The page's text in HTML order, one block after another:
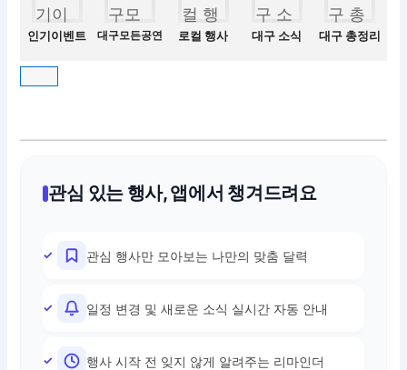
인기이벤트 대구모든공연 로컬 행사 대구 소식 대구 총정리
관심 있는 행사, 앱에서 챙겨드려요
관심 행사만 모아보는 나만의 맞춤 달력
일정 변경 및 새로운 소식 실시간 자동 안내
행사 시작 전 잊지 않게 알려주는 리마인더